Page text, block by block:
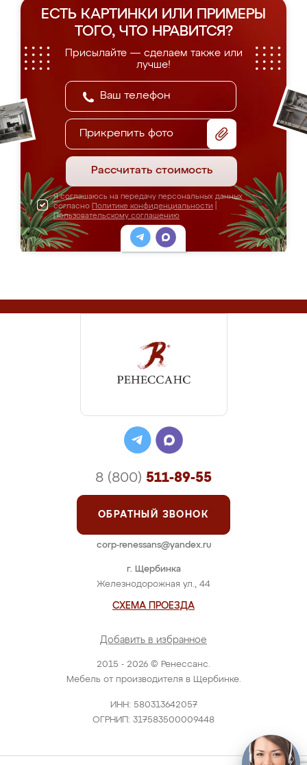
ЕСТЬ КАРТИНКИ ИЛИ ПРИМЕРЫ
ТОГО, ЧТО НРАВИТСЯ?
Присылайте — сделаем также или
лучше!
Прикрепить фото
Рассчитать стоимость
Я соглашаюсь на передачу персональных данных
согласно Политике конфиденциальности
Пользовательскому соглашению
2015 - 2026 © Ренессанс.
Мебель от производителя в Щербинке.
ИНН: 580313642057
ОГРНИП: 317583500009448
г. Щербинка
Железнодорожная ул., 44
СХЕМА ПРОЕЗДА
Добавить в избранное
8 (800) 511-89-55
ОБРАТНЫЙ ЗВОНОК
corp-renessans@yandex.ru